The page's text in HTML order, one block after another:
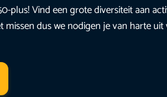
plus! Vind een grote diversiteit aan
missen dus we nodigen je van harte